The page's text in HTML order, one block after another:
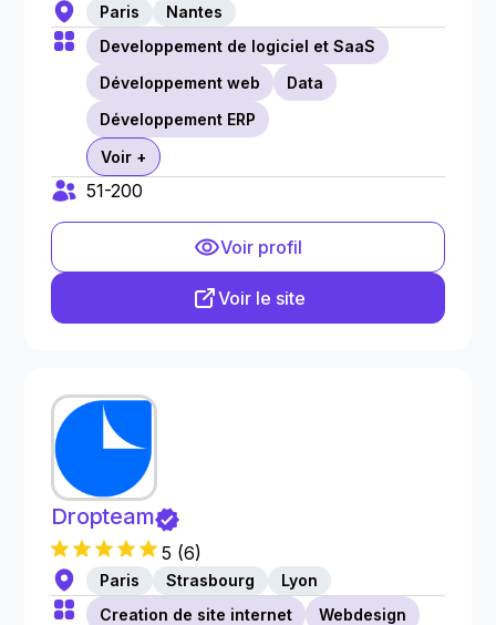
Paris
Nantes
Developpement de logiciel et SaaS
Développement web
Data
Développement ERP
Voir +
51-200
Voir profil
Voir le site
Dropteam
5 (6)
Paris Strasbourg
Lyon
Creation de site internet
Webdesign